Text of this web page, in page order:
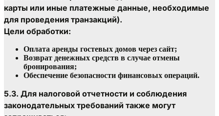
карты или иные платежные данные, необходимые
для проведения транзакций).
Цели обработки:
Оплата аренды гостевых домов через сайт;
Возврат денежных средств в случае отмены
бронирования;
Обеспечение безопасности финансовых операций.
5.3. Для налоговой отчетности и соблюдения
законодательных требований также могут